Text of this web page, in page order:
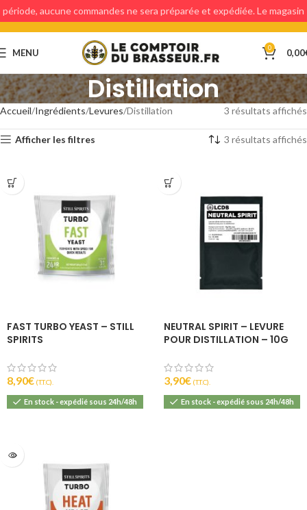
MENU 0 0,00
Distillation
Accueil Ingrédients Levures Distillation 3 résultats affichés
Afficher les filtres 3 résultats affichés
FAST TURBO YEAST – STILL
SPIRITS
8,90€ (T.T.C).
En stock - expédié sous 24h/48h
NEUTRAL SPIRIT – LEVURE
POUR DISTILLATION – 10G
3,90€ (T.T.C).
En stock - expédié sous 24h/48h
période, aucune commandes ne sera préparée et expédiée. Le magasin
étant fermé, aucun retraits en magasin ne sera possible.